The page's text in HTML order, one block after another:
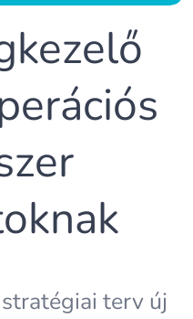
terv új